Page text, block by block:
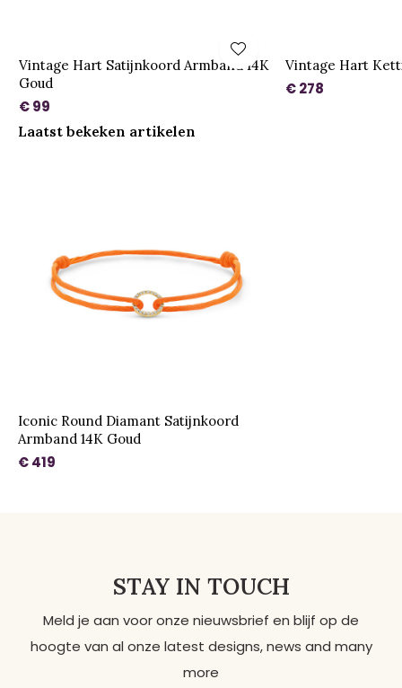
Vintage Hart Satijnkoord Armband 14K
Goud
€ 99
Vintage Hart
€ 278
Laatst bekeken artikelen
Iconic Round Diamant Satijnkoord
Armband 14K Goud
€ 419
STAY IN TOUCH
Meld je aan voor onze nieuwsbrief en blijf op de
hoogte van al onze latest designs, news and many
more